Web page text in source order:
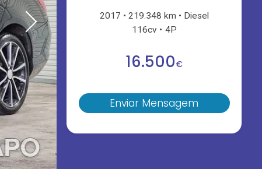
2017 219.348 km
Diesel
116cv
4P
16.500€
Enviar Mensagem